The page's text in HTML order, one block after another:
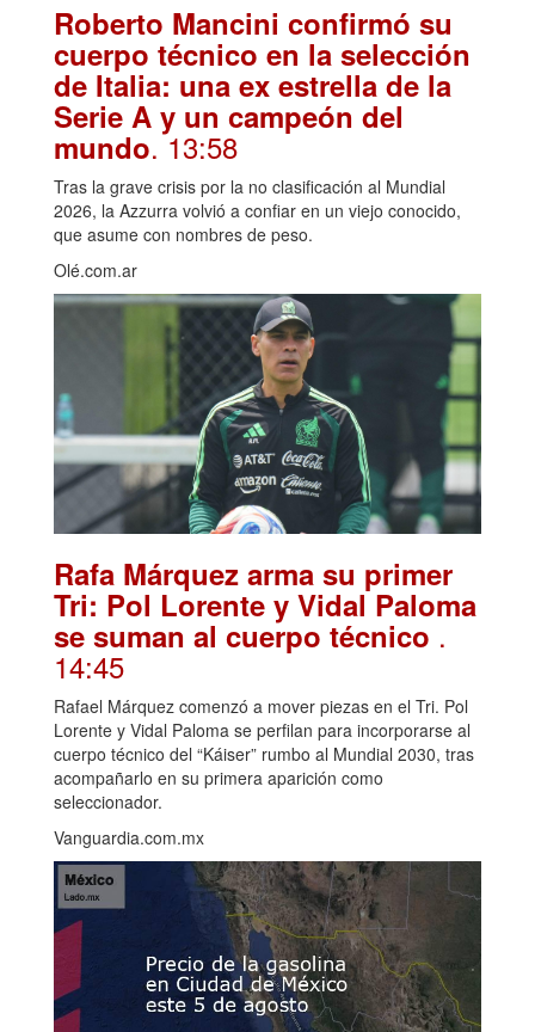
Roberto Mancini confirmó su
cuerpo técnico en la selección
de Italia: una ex estrella de la
Serie A y un campeón del
mundo. 13:58
Tras la grave crisis por la no clasificación al Mundial
2026, la Azzurra volvió a confiar en un viejo conocido,
que asume con nombres de peso.
Olé.com.ar
Rafa Márquez arma su primer
Tri: Pol Lorente y Vidal Paloma
se suman al cuerpo técnico .
14:45
Rafael Márquez comenzó a mover piezas en el Tri. Pol
Lorente y Vidal Paloma se perfilan para incorporarse al
cuerpo técnico del “Káiser” rumbo al Mundial 2030, tras
acompañarlo en su primera aparición como
seleccionador.
Vanguardia.com.mx